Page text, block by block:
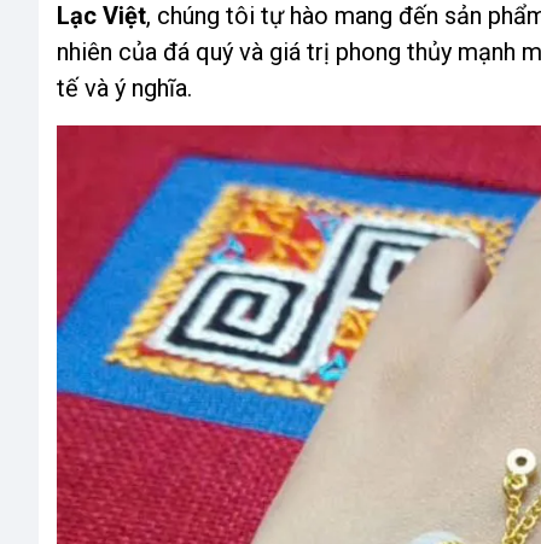
Lạc Việt, chúng tôi tự hào mang đến sản
nhiên của đá quý và giá trị phong thủy mạnh
tế và ý nghĩa.